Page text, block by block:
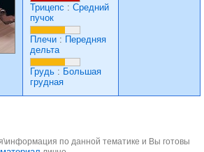
Трицепс : Средний
пучок
Плечи : Передняя
дельта
Грудь : Большая
грудная
по данной тематике и Вы готовы